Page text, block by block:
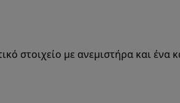
στοιχείο με ανεμιστήρα και ένα